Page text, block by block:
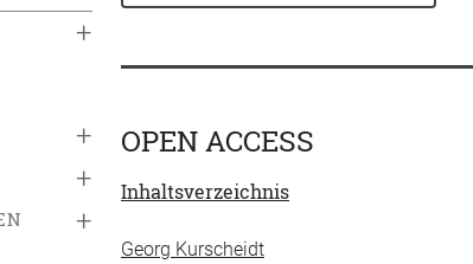
+
+
+
+
OPEN ACCESS
Inhaltsverzeichnis
Georg Kurscheidt